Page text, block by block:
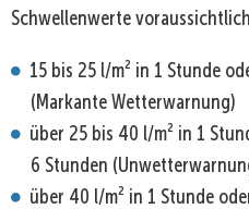
Schwellenwerte
15 bis 25 l/m² in 1 Stunde
(Markante Wetterwarnung)
über 25 bis 40 l/m² in 1
6 Stunden
über 40 l/m² in 1 Stunde